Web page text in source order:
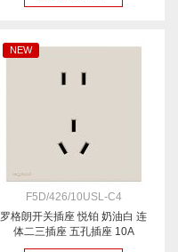
NEW
F5D/426/10USL-C4
罗格朗开关插座 悦铂 奶油白 连
体二三插座 五孔插座 10A